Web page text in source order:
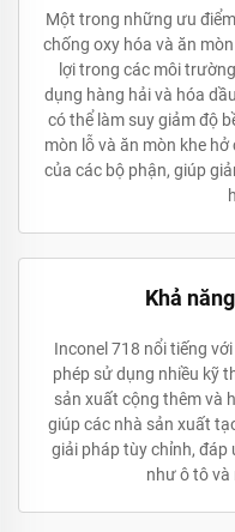
Một trong những ưu
chống oxy hóa và ăn
lợi trong các môi
dụng hàng hải và hóa
có thể làm suy giảm độ
mòn lỗ và ăn mòn khe
của các bộ phận, giúp
Khả
Inconel 718 nổi tiếng
phép sử dụng nhiều kỹ
sản xuất cộng thêm và
giúp các nhà sản xuất
giải pháp tùy chỉnh, đáp
như ô tô và